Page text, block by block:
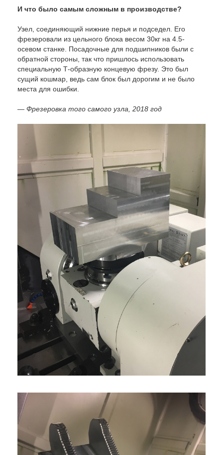
И что было самым сложным в производстве?
Узел, соединяющий нижние перья и подседел. Его
фрезеровали из цельного блока весом 30кг на 4.5-
осевом станке. Посадочные для подшипников были с
обратной стороны, так что пришлось использовать
специальную Т-образную концевую фрезу. Это был
сущий кошмар, ведь сам блок был дорогим и не было
места для ошибки.
— Фрезеровка того самого узла, 2018 год